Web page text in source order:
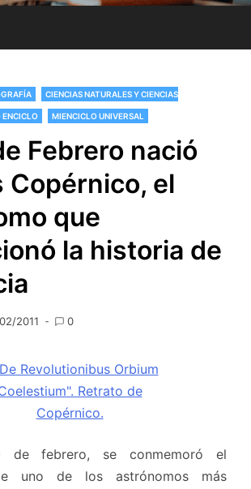
CIENCIAS NATURALES Y CIENCIAS
ENCICLO MIENCICLO UNIVERSAL
Febrero nació
Copérnico, el
que
la historia de
2011 0
de febrero, se conmemoró el
uno de los astrónomos más